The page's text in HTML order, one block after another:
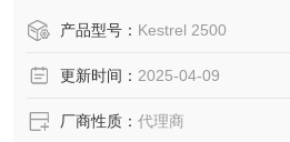
产品型号： Kestrel 2500
更新时间： 2025-04-09
厂商性质： 代理商